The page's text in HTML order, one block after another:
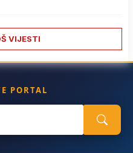
VIJESTI
PORTAL